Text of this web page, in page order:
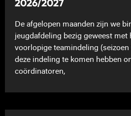
2026/2027
De afgelopen maanden zijn we
jeugdafdeling bezig geweest met
voorlopige teamindeling (seizoen
deze indeling te komen hebben
coördinatoren,